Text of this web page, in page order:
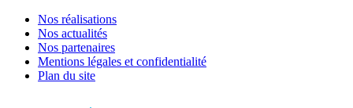
Nos réalisations
Nos actualités
Nos partenaires
Mentions légales et confidentialité
Plan du site